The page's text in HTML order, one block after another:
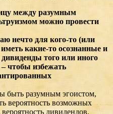
между разумным
можно провести
нечто для кого-то (или
какие-то осознанные и
того или иного
чтобы избежать
быть разумным эгоистом,
вероятность возможных
дивидендов.